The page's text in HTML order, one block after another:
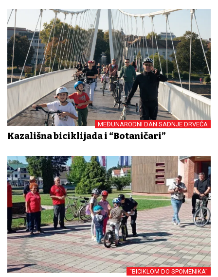
MEĐUNARODNI DAN SADNJE DRVEĆA
Kazališna biciklijada i “Botaničari”
“BICIKLOM DO SPOMENIKA”